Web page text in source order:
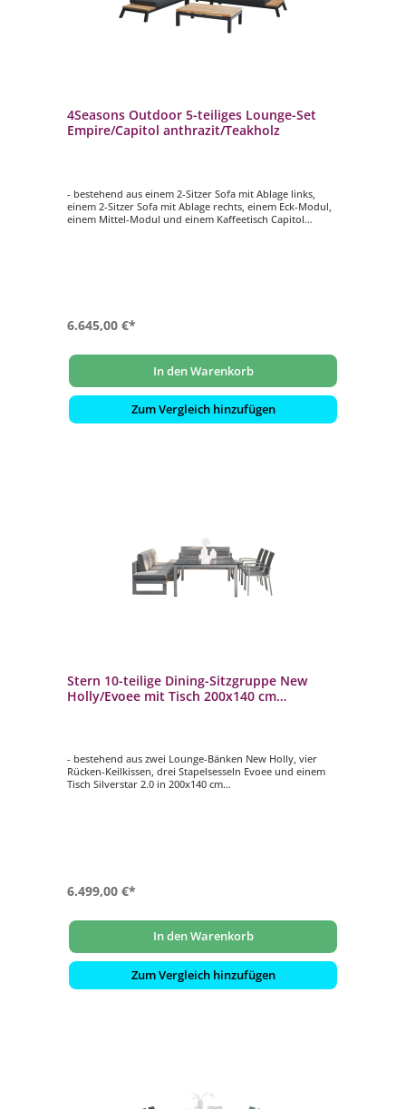
4Seasons Outdoor 5-teiliges Lounge-Set
Empire/Capitol anthrazit/Teakholz
- bestehend aus einem 2-Sitzer Sofa mit Ablage links,
einem 2-Sitzer Sofa mit Ablage rechts, einem Eck-Modul,
einem Mittel-Modul und einem Kaffeetisch Capitol
6.645,00 €*
In den Warenkorb
Zum Vergleich hinzufügen
Stern 10-teilige Dining-Sitzgruppe New
Holly/Evoee mit Tisch 200x140 cm
- bestehend aus zwei Lounge-Bänken New Holly, vier
Rücken-Keilkissen, drei Stapelsesseln Evoee und einem
Tisch Silverstar 2.0 in 200x140 cm
6.499,00 €*
In den Warenkorb
Zum Vergleich hinzufügen